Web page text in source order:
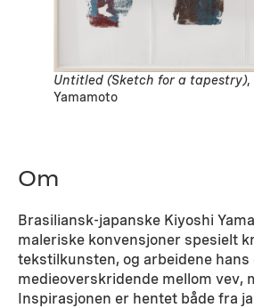
Untitled (Sketch for a tapestry),
Yamamoto
Om
Brasiliansk-japanske Kiyoshi
maleriske konvensjoner spesielt
tekstilkunsten, og arbeidene hans
medieoverskridende mellom vev,
Inspirasjonen er hentet både fra